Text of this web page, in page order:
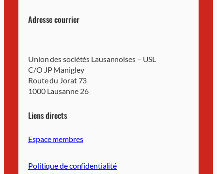
Adresse courrier
Union des sociétés Lausannoises – USL
C/O JP Manigley
Route du Jorat 73
1000 Lausanne 26
Liens directs
Espace membres
Politique de confidentialité